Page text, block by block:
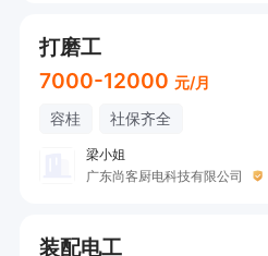
打磨工
7000-12000 元/月
容桂 社保齐全
梁小姐
广东尚客厨电科技有限公司
装配电工